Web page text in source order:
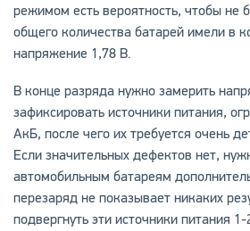
режимом есть вероятность, чтобы не
общего количества батарей имели в
напряжение 1,78 В.
В конце разряда нужно замерить
зафиксировать источники питания,
АкБ, после чего их требуется очень
Если значительных дефектов нет,
автомобильным батареям
перезаряд не показывает никаких
подвергнуть эти источники питания